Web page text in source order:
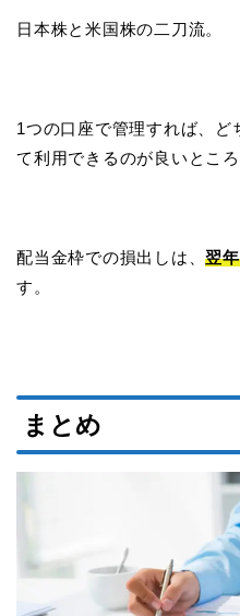
日本株と米国株の二刀流。
1つの口座で管理すれば、ど
て利用できるのが良いところ
配当金枠での損出しは、翌
す。
まとめ